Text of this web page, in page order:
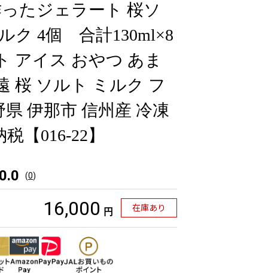
たジェラート 桜ソ
ク 4個 合計130ml×8
アイス おやつ あま
桜 ソルト ミルク フ
伊那市 信州産 冷凍
【016-22】
(0)
16,000 円 在庫あり